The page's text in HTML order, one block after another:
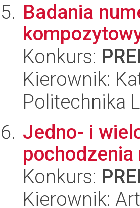
Badania
Konkurs:
Kierownik:
Politechnika
Jedno- i
Konkurs:
Kierownik: